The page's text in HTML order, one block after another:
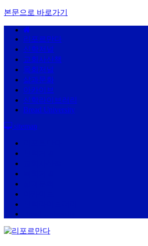
본문으로 바로가기
리포르만다
신학저널
교회사산책
목회저널
삶과문화
아카이브
신학라이브러리
Bread University
sitemap
Sketchbook5, 스케치
Sketchbook5, 스케치북5